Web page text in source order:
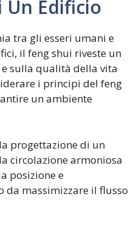
Un Edificio
tra gli esseri umani e
il feng shui riveste un
sulla qualità della vita
i principi del feng
un ambiente
progettazione di un
circolazione armoniosa
posizione e
da massimizzare il flusso